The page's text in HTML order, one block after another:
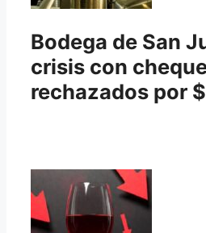
Bodega de San
crisis con
rechazados por